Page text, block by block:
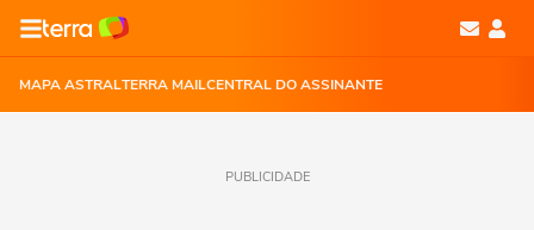
MAPA ASTRALTERRA MAILCENTRAL DO ASSINANTE
PUBLICIDADE